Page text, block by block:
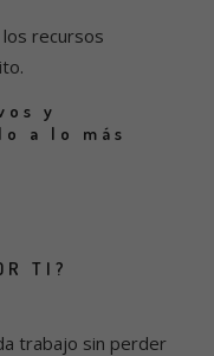
recursos
y
a lo más
TI?
trabajo sin perder